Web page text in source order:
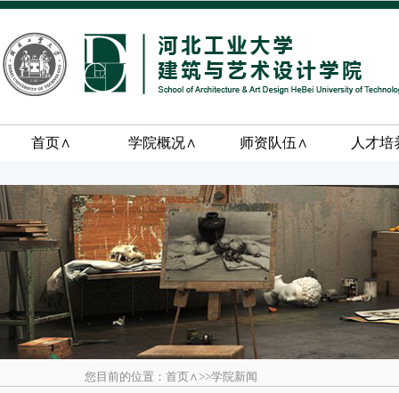
首页∧ 学院概况∧ 师资队伍∧ 人才
您目前的位置：首页∧>>学院新闻